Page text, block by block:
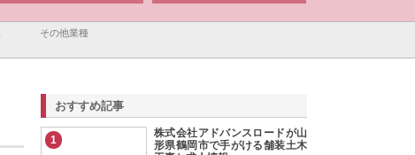
その他業種
おすすめ記事
1
株式会社アドバンスロードが山
形県鶴岡市で手がける舗装土木